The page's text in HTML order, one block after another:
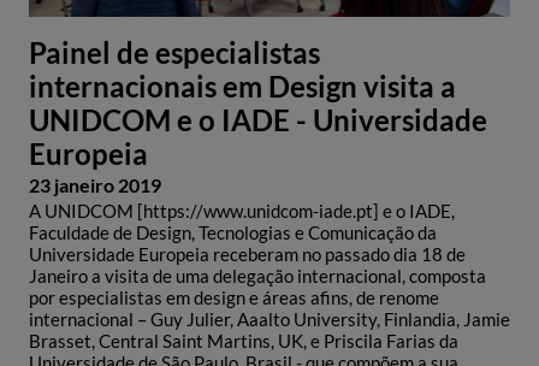
Painel de especialistas
internacionais em Design visita a
UNIDCOM e o IADE - Universidade
Europeia
23 janeiro 2019
A UNIDCOM [https://www.unidcom-iade.pt] e o IADE,
Faculdade de Design, Tecnologias e Comunicação da
Universidade Europeia receberam no passado dia 18 de
Janeiro a visita de uma delegação internacional, composta
por especialistas em design e áreas afins, de renome
internacional – Guy Julier, Aaalto University, Finlandia, Jamie
Brasset, Central Saint Martins, UK, e Priscila Farias da